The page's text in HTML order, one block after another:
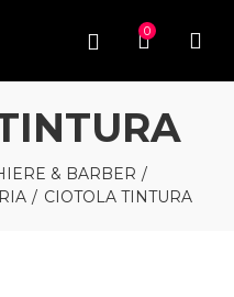
0
& BARBER
CIOTOLA TINTURA